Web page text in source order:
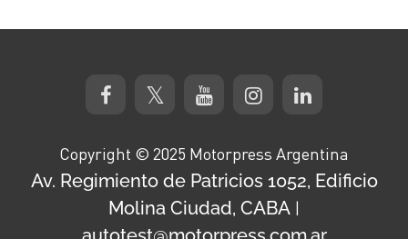
Copyright © 2025 Motorpress Argentina
Av. Regimiento de Patricios 1052, Edificio
Molina Ciudad, CABA |